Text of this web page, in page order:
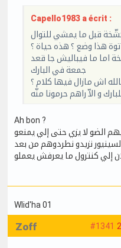
Capello1983 a écrit :
توة هذا وضع ؟ هذه حياة ؟
اما ما فيباليش جا قعد
جمعة في البارك
اش مازال فيها كلام ؟
و الاّ راهم حرمونا منّه
Ah bon ?
الضو لا يزي حتى إلي يمنعو
Wlid'ha 01
#1341
Zoff